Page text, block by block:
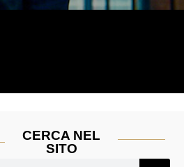
CERCA NEL
SITO